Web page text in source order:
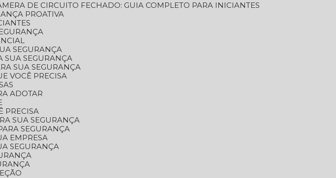
DE CIRCUITO FECHADO: GUIA COMPLETO PARA INICIANTES
PROATIVA
SEGURANÇA
SUA SEGURANÇA
SUA SEGURANÇA
VOCÊ PRECISA
ADOTAR
PRECISA
SUA SEGURANÇA
SEGURANÇA
EMPRESA
SEGURANÇA